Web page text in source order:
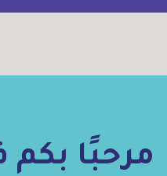
مرحبًا